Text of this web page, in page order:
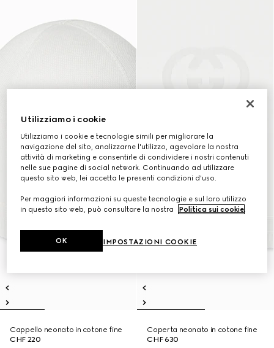
Cappello neonato in cotone fine
CHF 220
Coperta neonato in cotone fine
CHF 630
Utilizziamo i cookie
Utilizziamo i cookie e tecnologie simili per migliorare la
navigazione del sito, analizzarne l'utilizzo, agevolare la nostra
attività di marketing e consentirle di condividere i nostri contenuti
nelle sue pagine di social network. Continuando ad utilizzare
questo sito web, lei accetta le presenti condizioni d'uso.
Per maggiori informazioni su queste tecnologie e sul loro utilizzo
in questo sito web, può consultare la nostra
Politica sui cookie.
IMPOSTAZIONI COOKIE
OK